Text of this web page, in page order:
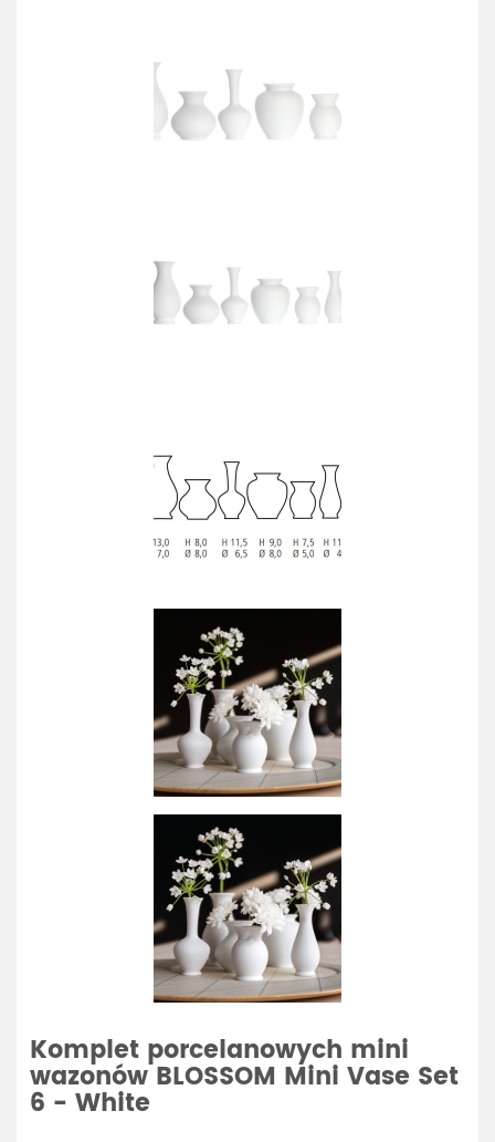
Komplet porcelanowych mini
wazonów BLOSSOM Mini Vase Set
6 - White